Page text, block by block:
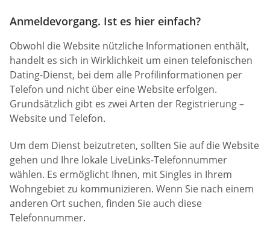
Anmeldevorgang. Ist es hier einfach?
Obwohl die Website nützliche Informationen enthält,
handelt es sich in Wirklichkeit um einen telefonischen
Dating-Dienst, bei dem alle Profilinformationen per
Telefon und nicht über eine Website erfolgen.
Grundsätzlich gibt es zwei Arten der Registrierung –
Website und Telefon.
Um dem Dienst beizutreten, sollten Sie auf die Website
gehen und Ihre lokale LiveLinks-Telefonnummer
wählen. Es ermöglicht Ihnen, mit Singles in Ihrem
Wohngebiet zu kommunizieren. Wenn Sie nach einem
anderen Ort suchen, finden Sie auch diese
Telefonnummer.